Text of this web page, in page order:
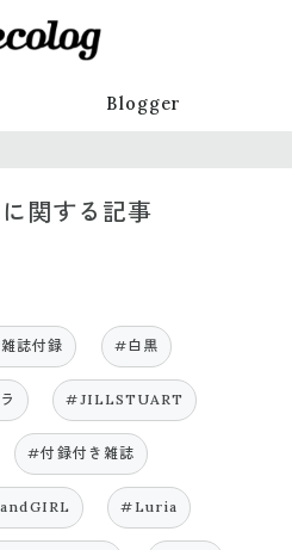
Blogger
関する記事
誌付録 #白黒
#JILLSTUART
#付録付き雑誌
#Luria